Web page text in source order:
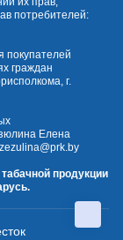
потребителей:
покупателей
граждан
г.
Елена
zezulina@prk.by
продукции